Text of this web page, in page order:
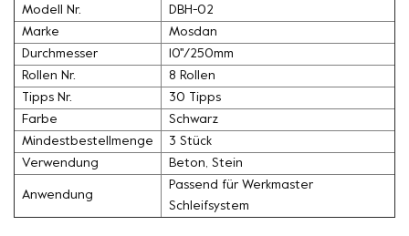
Modell Nr.
DBH-02
Marke
Mosdan
Durchmesser
10''/250mm
Rollen Nr.
8 Rollen
Tipps Nr.
30 Tipps
Farbe
Schwarz
Mindestbestellmenge
3 Stück
Verwendung
Beton, Stein
Anwendung
Passend für Werkmaster
Schleifsystem